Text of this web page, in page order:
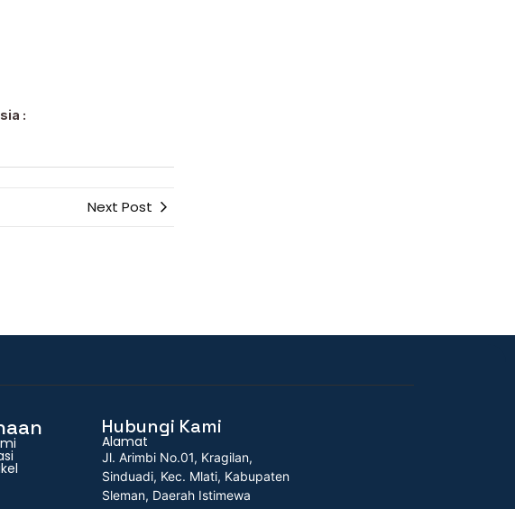
:
Next Post
Hubungi Kami
Alamat
Jl. Arimbi No.01, Kragilan,
Sinduadi, Kec. Mlati, Kabupaten
Sleman, Daerah Istimewa